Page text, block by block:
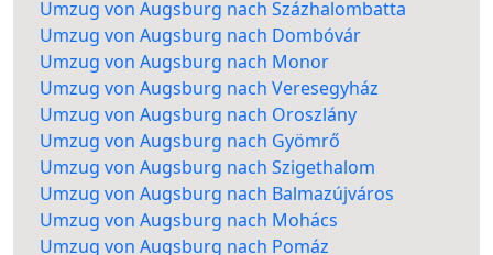
Umzug von Augsburg nach Százhalombatta
Umzug von Augsburg nach Dombóvár
Umzug von Augsburg nach Monor
Umzug von Augsburg nach Veresegyház
Umzug von Augsburg nach Oroszlány
Umzug von Augsburg nach Gyömrő
Umzug von Augsburg nach Szigethalom
Umzug von Augsburg nach Balmazújváros
Umzug von Augsburg nach Mohács
Umzug von Augsburg nach Pomáz